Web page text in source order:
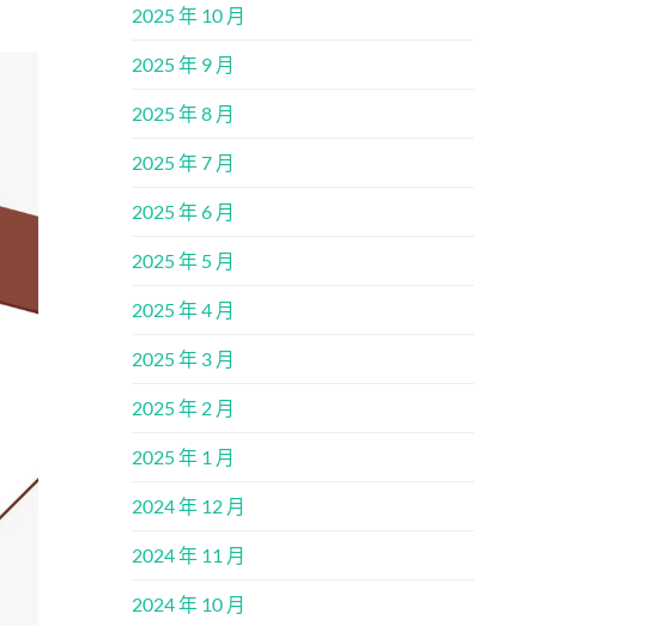
2025 年 10 月
2025 年 9 月
2025 年 8 月
2025 年 7 月
2025 年 6 月
2025 年 5 月
2025 年 4 月
2025 年 3 月
2025 年 2 月
2025 年 1 月
2024 年 12 月
2024 年 11 月
2024 年 10 月